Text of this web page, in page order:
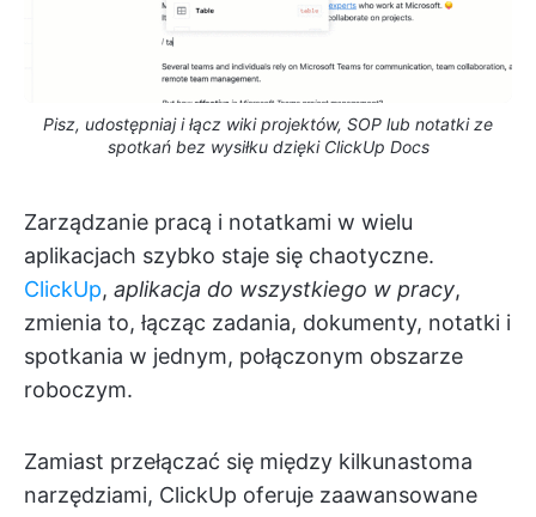
Pisz, udostępniaj i łącz wiki projektów, SOP lub notatki ze
spotkań bez wysiłku dzięki ClickUp Docs
Zarządzanie pracą i notatkami w wielu
aplikacjach szybko staje się chaotyczne.
ClickUp, aplikacja do wszystkiego w pracy,
zmienia to, łącząc zadania, dokumenty, notatki i
spotkania w jednym, połączonym obszarze
roboczym.
Zamiast przełączać się między kilkunastoma
narzędziami, ClickUp oferuje zaawansowane